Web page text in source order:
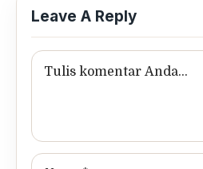
Leave A Reply